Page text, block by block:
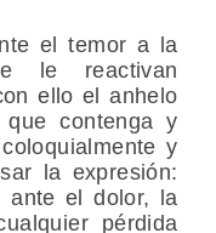
el temor a la
le reactivan
ello el anhelo
contenga y
y
la expresión:
ante el dolor, la
pérdida